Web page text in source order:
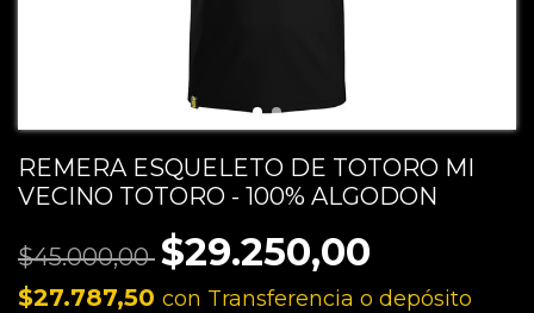
REMERA ESQUELETO DE TOTORO MI
VECINO TOTORO - 100% ALGODON
$45.000,00 $29.250,00
$27.787,50 con Transferencia o depósito